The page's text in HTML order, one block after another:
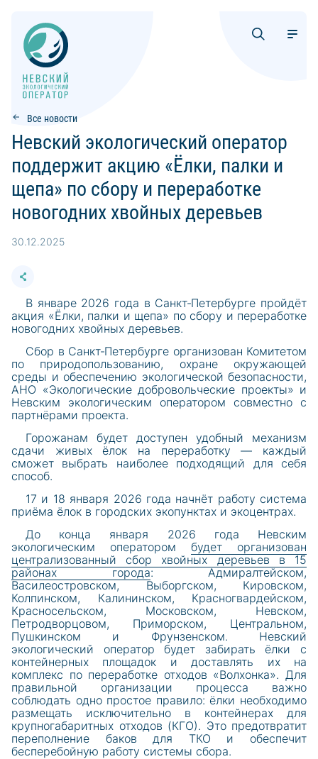
Все новости
Невский экологический оператор
поддержит акцию «Ёлки, палки и
щепа» по сбору и переработке
новогодних хвойных деревьев
30.12.2025
В январе 2026 года в Санкт‑Петербурге пройдёт
акция «Ёлки, палки и щепа» по сбору и переработке
новогодних хвойных деревьев.
Сбор в Санкт‑Петербурге организован Комитетом
по природопользованию, охране окружающей
среды и обеспечению экологической безопасности,
АНО «Экологические добровольческие проекты» и
Невским экологическим оператором совместно с
партнёрами проекта.
Горожанам будет доступен удобный механизм
сдачи живых ёлок на переработку — каждый
сможет выбрать наиболее подходящий для себя
способ.
17 и 18 января 2026 года начнёт работу система
приёма ёлок в городских экопунктах и экоцентрах.
До конца января 2026 года Невским
экологическим оператором будет организован
централизованный сбор хвойных деревьев в 15
районах города: Адмиралтейском,
Василеостровском, Выборгском, Кировском,
Колпинском, Калининском, Красногвардейском,
Красносельском, Московском, Невском,
Петродворцовом, Приморском, Центральном,
Пушкинском и Фрунзенском. Невский
экологический оператор будет забирать ёлки с
контейнерных площадок и доставлять их на
комплекс по переработке отходов «Волхонка». Для
правильной организации процесса важно
соблюдать одно простое правило: ёлки необходимо
размещать исключительно в контейнерах для
крупногабаритных отходов (КГО). Это предотвратит
переполнение баков для ТКО и обеспечит
бесперебойную работу системы сбора.